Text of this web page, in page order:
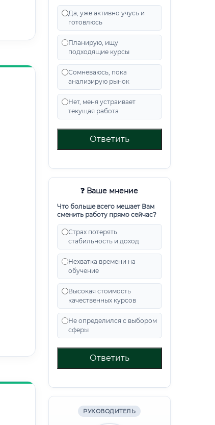
Да, уже активно учусь и
готовлюсь
Планирую, ищу
подходящие курсы
Сомневаюсь, пока
анализирую рынок
Нет, меня устраивает
текущая работа
Ответить
❓ Ваше мнение
Что больше всего мешает Вам
сменить работу прямо сейчас?
Страх потерять
стабильность и доход
Нехватка времени на
обучение
Высокая стоимость
качественных курсов
Не определился с выбором
сферы
Ответить
РУКОВОДИТЕЛЬ